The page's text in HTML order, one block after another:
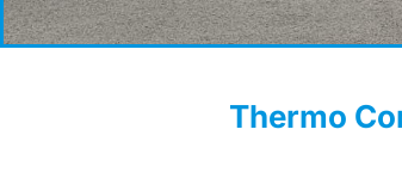
Thermo